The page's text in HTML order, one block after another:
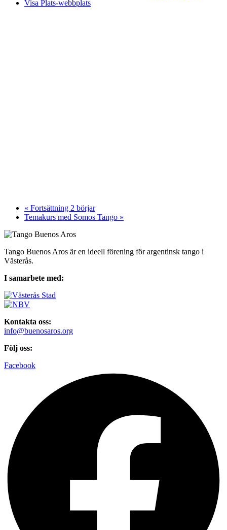
Visa Plats-webbplats
« Fortsättning 2 börjar
Temakurs med Somos Tango »
Tango Buenos Aros är en ideell förening för argentinsk tango i
Västerås.
I samarbete med:
Kontakta oss:
info@buenosaros.org
Följ oss:
Facebook